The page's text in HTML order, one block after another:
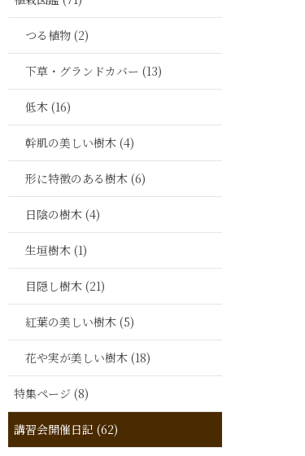
つる植物 (2)
下草・グランドカバー (13)
低木 (16)
幹肌の美しい樹木 (4)
形に特徴のある樹木 (6)
日陰の樹木 (4)
生垣樹木 (1)
目隠し樹木 (21)
紅葉の美しい樹木 (5)
花や実が美しい樹木 (18)
特集ページ (8)
講習会開催日記 (62)